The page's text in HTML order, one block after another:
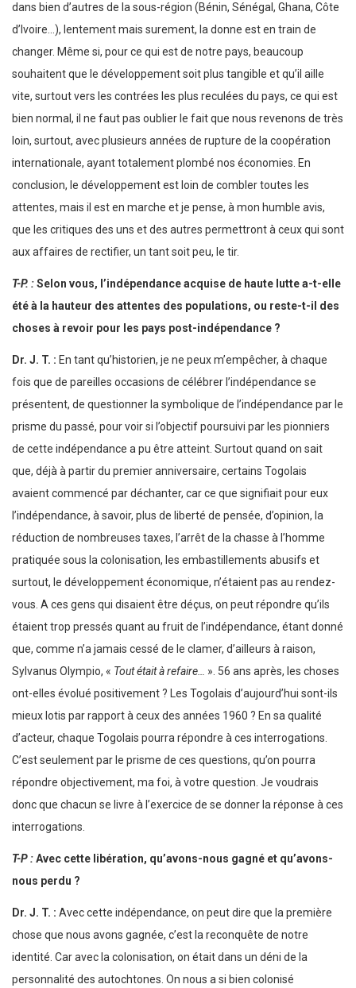
dans bien d’autres de la sous-région (Bénin, Sénégal, Ghana, Côte
d’Ivoire…), lentement mais surement, la donne est en train de
changer. Même si, pour ce qui est de notre pays, beaucoup
souhaitent que le développement soit plus tangible et qu’il aille
vite, surtout vers les contrées les plus reculées du pays, ce qui est
bien normal, il ne faut pas oublier le fait que nous revenons de très
loin, surtout, avec plusieurs années de rupture de la coopération
internationale, ayant totalement plombé nos économies. En
conclusion, le développement est loin de combler toutes les
attentes, mais il est en marche et je pense, à mon humble avis,
que les critiques des uns et des autres permettront à ceux qui sont
aux affaires de rectifier, un tant soit peu, le tir.
T-P. :Selon vous, l’indépendance acquise de haute lutte a-t-elle
été à la hauteur des attentes des populations, ou reste-t-il des
choses à revoir pour les pays post-indépendance ?
Dr. J. T. : En tant qu’historien, je ne peux m’empêcher, à chaque
fois que de pareilles occasions de célébrer l’indépendance se
présentent, de questionner la symbolique de l’indépendance par le
prisme du passé, pour voir si l’objectif poursuivi par les pionniers
de cette indépendance a pu être atteint. Surtout quand on sait
que, déjà à partir du premier anniversaire, certains Togolais
avaient commencé par déchanter, car ce que signifiait pour eux
l’indépendance, à savoir, plus de liberté de pensée, d’opinion, la
réduction de nombreuses taxes, l’arrêt de la chasse à l’homme
pratiquée sous la colonisation, les embastillements abusifs et
surtout, le développement économique, n’étaient pas au rendez-
vous. A ces gens qui disaient être déçus, on peut répondre qu’ils
étaient trop pressés quant au fruit de l’indépendance, étant donné
que, comme n’a jamais cessé de le clamer, d’ailleurs à raison,
Sylvanus Olympio, « Tout était à refaire… ». 56 ans après, les choses
ont-elles évolué positivement ? Les Togolais d’aujourd’hui sont-ils
mieux lotis par rapport à ceux des années 1960 ? En sa qualité
d’acteur, chaque Togolais pourra répondre à ces interrogations.
C’est seulement par le prisme de ces questions, qu’on pourra
répondre objectivement, ma foi, à votre question. Je voudrais
donc que chacun se livre à l’exercice de se donner la réponse à ces
interrogations.
T-P :Avec cette libération, qu’avons-nous gagné et qu’avons-
nous perdu ?
Dr. J. T. : Avec cette indépendance, on peut dire que la première
chose que nous avons gagnée, c’est la reconquête de notre
identité. Car avec la colonisation, on était dans un déni de la
personnalité des autochtones. On nous a si bien colonisé